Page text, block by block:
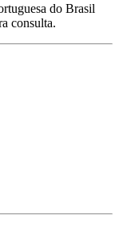
do Brasil
consulta.